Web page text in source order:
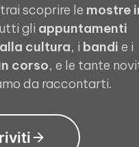
scoprire le mostre
gli appuntamenti
cultura, i bandi e i
corso, e le tante
da raccontarti.